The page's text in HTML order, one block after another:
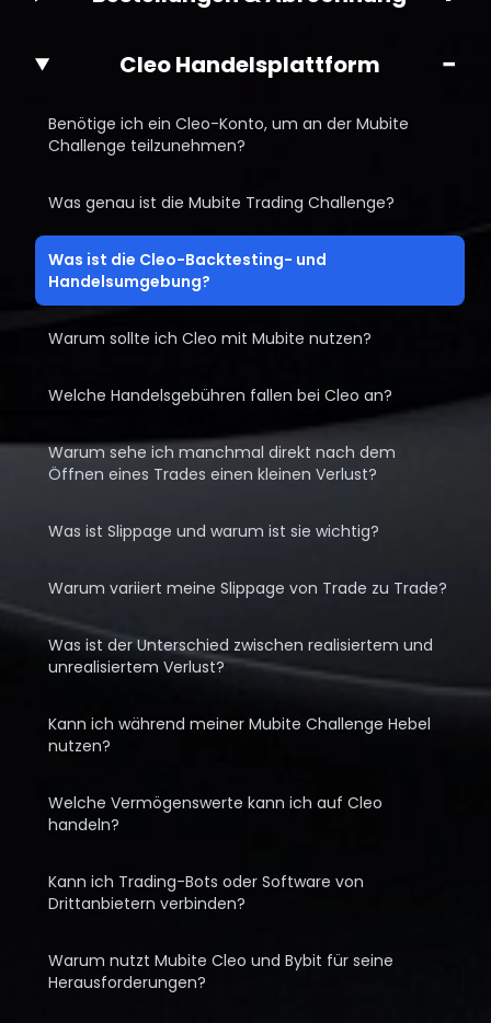
Cleo Handelsplattform −
Benötige ich ein Cleo-Konto, um an der Mubite
Challenge teilzunehmen?
Was genau ist die Mubite Trading Challenge?
Was ist die Cleo-Backtesting- und
Handelsumgebung?
Warum sollte ich Cleo mit Mubite nutzen?
Welche Handelsgebühren fallen bei Cleo an?
Warum sehe ich manchmal direkt nach dem
Öffnen eines Trades einen kleinen Verlust?
Was ist Slippage und warum ist sie wichtig?
Warum variiert meine Slippage von Trade zu Trade?
Was ist der Unterschied zwischen realisiertem und
unrealisiertem Verlust?
Kann ich während meiner Mubite Challenge Hebel
nutzen?
Welche Vermögenswerte kann ich auf Cleo
handeln?
Kann ich Trading-Bots oder Software von
Drittanbietern verbinden?
Warum nutzt Mubite Cleo und Bybit für seine
Herausforderungen?